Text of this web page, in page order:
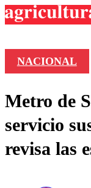
NACIONAL
Metro de
servicio
revisa las